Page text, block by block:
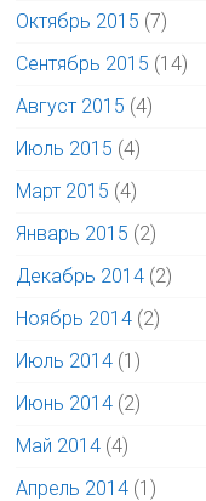
Октябрь 2015 (7)
Сентябрь 2015 (14)
Август 2015 (4)
Июль 2015 (4)
Март 2015 (4)
Январь 2015 (2)
Декабрь 2014 (2)
Ноябрь 2014 (2)
Июль 2014 (1)
Июнь 2014 (2)
Май 2014 (4)
Апрель 2014 (1)